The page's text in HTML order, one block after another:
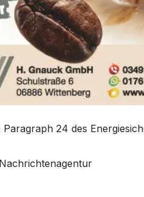
24 des